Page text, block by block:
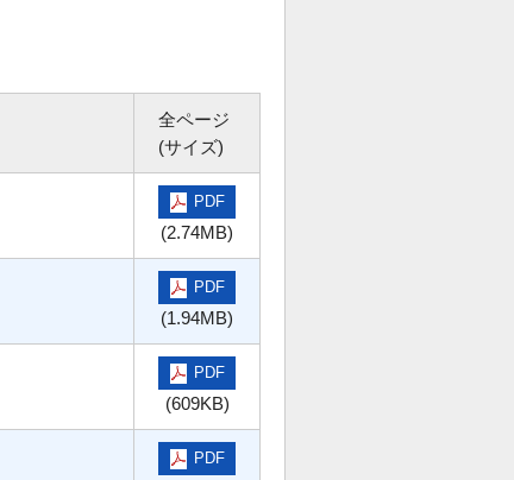
全ページ
(サイズ)
PDF
(2.74MB)
PDF
(1.94MB)
PDF
(609KB)
PDF